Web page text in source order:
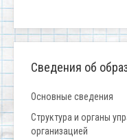
Сведения об
Основные сведения
Структура и органы
организацией